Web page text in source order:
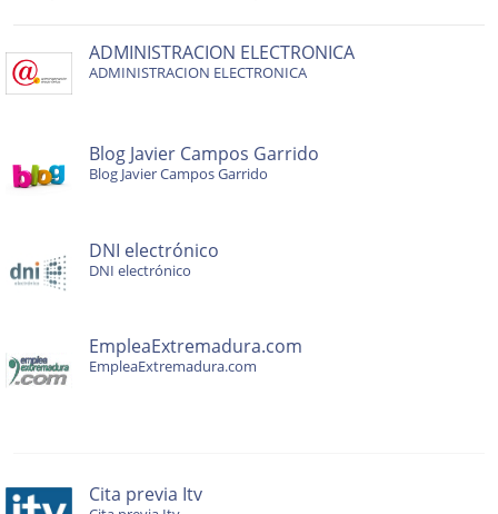
ADMINISTRACION ELECTRONICA
ADMINISTRACION ELECTRONICA
Blog Javier Campos Garrido
Blog Javier Campos Garrido
DNI electrónico
DNI electrónico
EmpleaExtremadura.com
EmpleaExtremadura.com
Cita previa Itv